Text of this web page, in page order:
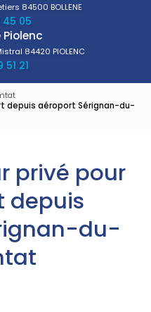
84500 BOLLENE
45 05
Piolenc
84420 PIOLENC
21
depuis aéroport Sérignan-du-
privé pour
depuis
du-